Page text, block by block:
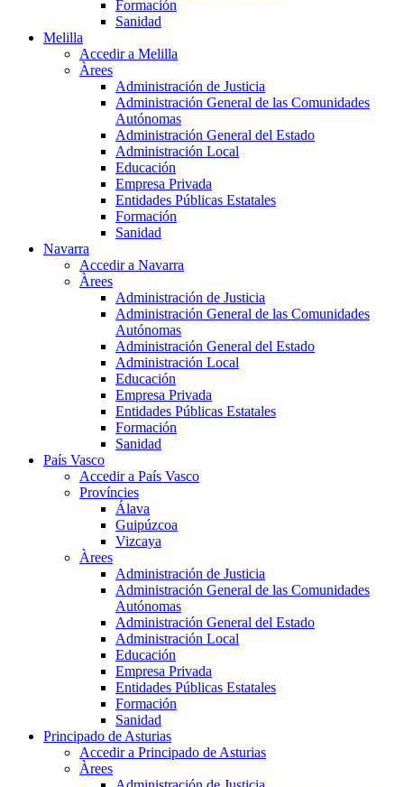
Formación
Sanidad
Melilla
Accedir a Melilla
Àrees
Administración de Justicia
Administración General de las Comunidades
Autónomas
Administración General del Estado
Administración Local
Educación
Empresa Privada
Entidades Públicas Estatales
Formación
Sanidad
Navarra
Accedir a Navarra
Àrees
Administración de Justicia
Administración General de las Comunidades
Autónomas
Administración General del Estado
Administración Local
Educación
Empresa Privada
Entidades Públicas Estatales
Formación
Sanidad
País Vasco
Accedir a País Vasco
Províncies
Álava
Guipúzcoa
Vizcaya
Àrees
Administración de Justicia
Administración General de las Comunidades
Autónomas
Administración General del Estado
Administración Local
Educación
Empresa Privada
Entidades Públicas Estatales
Formación
Sanidad
Principado de Asturias
Accedir a Principado de Asturias
Àrees